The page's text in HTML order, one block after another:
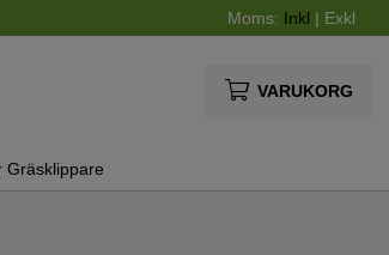
Moms: Inkl | Exkl
VARUKORG
Gräsklippare